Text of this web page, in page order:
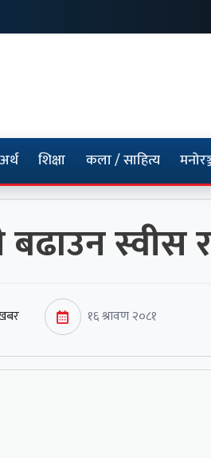
अर्थ शिक्षा कला / साहित्य
स्वीस
१६ श्रावण २०८१